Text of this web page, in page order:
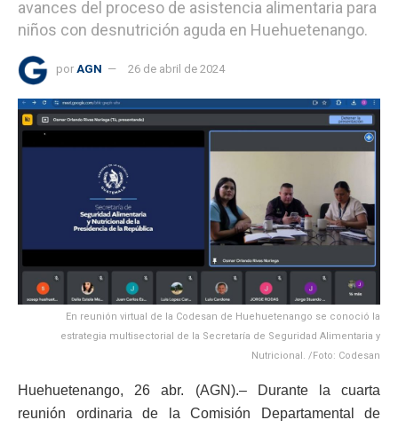
avances del proceso de asistencia alimentaria para
niños con desnutrición aguda en Huehuetenango.
por AGN 26 de abril de 2024
En reunión virtual de la Codesan de Huehuetenango se conoció la
estrategia multisectorial de la Secretaría de Seguridad Alimentaria y
Nutricional. /Foto: Codesan
Huehuetenango, 26 abr. (AGN).– Durante la cuarta
reunión ordinaria de la Comisión Departamental de